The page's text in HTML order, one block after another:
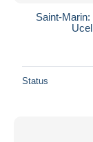
Saint-
Status